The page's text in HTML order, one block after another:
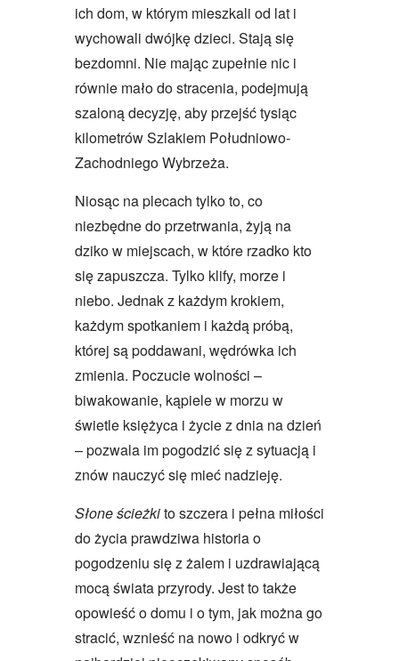
ich dom, w którym mieszkali od lat i
wychowali dwójkę dzieci. Stają się
bezdomni. Nie mając zupełnie nic i
równie mało do stracenia, podejmują
szaloną decyzję, aby przejść tysiąc
kilometrów Szlakiem Południowo-
Zachodniego Wybrzeża.
Niosąc na plecach tylko to, co
niezbędne do przetrwania, żyją na
dziko w miejscach, w które rzadko kto
się zapuszcza. Tylko klify, morze i
niebo. Jednak z każdym krokiem,
każdym spotkaniem i każdą próbą,
której są poddawani, wędrówka ich
zmienia. Poczucie wolności –
biwakowanie, kąpiele w morzu w
świetle księżyca i życie z dnia na dzień
– pozwala im pogodzić się z sytuacją i
znów nauczyć się mieć nadzieję.
Słone ścieżkito szczera i pełna miłości
do życia prawdziwa historia o
pogodzeniu się z żalem i uzdrawiającą
mocą świata przyrody. Jest to także
opowieść o domu i o tym, jak można go
stracić, wznieść na nowo i odkryć w